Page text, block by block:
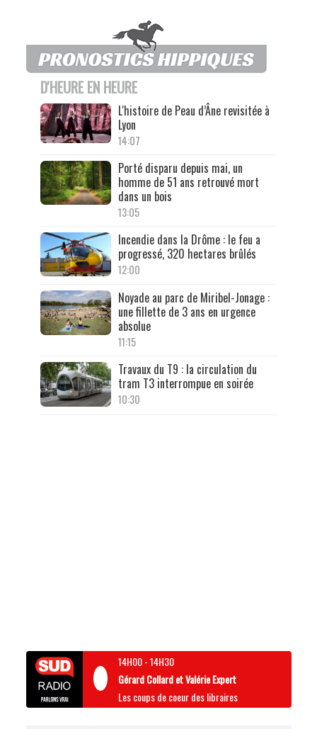
D'HEURE EN HEURE
L'histoire de Peau d’Âne revisitée à
Lyon
14:07
Porté disparu depuis mai, un
homme de 51 ans retrouvé mort
dans un bois
13:05
Incendie dans la Drôme : le feu a
progressé, 320 hectares brûlés
12:00
Noyade au parc de Miribel-Jonage :
une fillette de 3 ans en urgence
absolue
11:15
Travaux du T9 : la circulation du
tram T3 interrompue en soirée
10:30
14H00-14H30
Gérard Collard et Valérie Expert
Les coups de coeur des libraires